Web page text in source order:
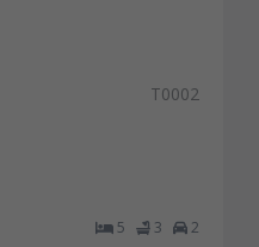
T0002
5 3 2